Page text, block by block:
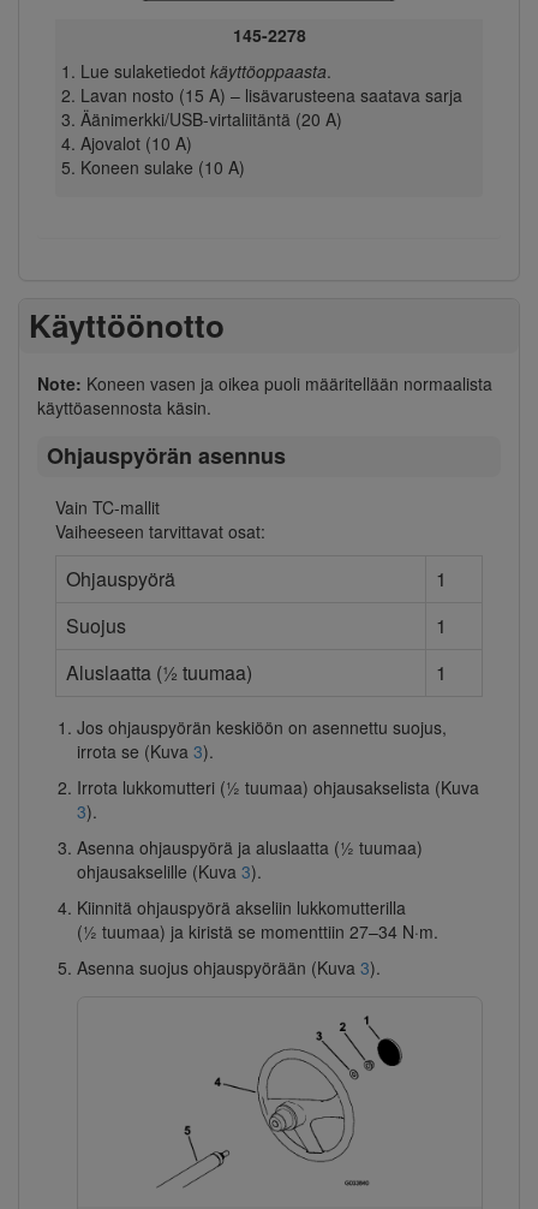
145-2278
Lue sulaketiedot käyttöoppaasta.
Lavan nosto (15 A) – lisävarusteena saatava sarja
Äänimerkki/USB-virtaliitäntä (20 A)
Ajovalot (10 A)
Koneen sulake (10 A)
Käyttöönotto
Note: Koneen vasen ja oikea puoli määritellään normaalista
käyttöasennosta käsin.
Ohjauspyörän asennus
Vain TC-mallit
Vaiheeseen tarvittavat osat:
Ohjauspyörä
1
Suojus
1
Aluslaatta (½ tuumaa)
1
Jos ohjauspyörän keskiöön on asennettu suojus,
irrota se (Kuva 3).
Irrota lukkomutteri (½ tuumaa) ohjausakselista (Kuva
3).
Asenna ohjauspyörä ja aluslaatta (½ tuumaa)
ohjausakselille (Kuva 3).
Kiinnitä ohjauspyörä akseliin lukkomutterilla
(½ tuumaa) ja kiristä se momenttiin 27–34 N·m.
Asenna suojus ohjauspyörään (Kuva 3).